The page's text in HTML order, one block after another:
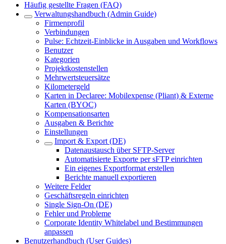
Häufig gestellte Fragen (FAQ)
Verwaltungshandbuch (Admin Guide)
Firmenprofil
Verbindungen
Pulse: Echtzeit-Einblicke in Ausgaben und Workflows
Benutzer
Kategorien
Projektkostenstellen
Mehrwertsteuersätze
Kilometergeld
Karten in Declaree: Mobilexpense (Pliant) & Externe
Karten (BYOC)
Kompensationsarten
Ausgaben & Berichte
Einstellungen
Import & Export (DE)
Datenaustausch über SFTP-Server
Automatisierte Exporte per sFTP einrichten
Ein eigenes Exportformat erstellen
Berichte manuell exportieren
Weitere Felder
Geschäftsregeln einrichten
Single Sign-On (DE)
Fehler und Probleme
Corporate Identity Whitelabel und Bestimmungen
anpassen
Benutzerhandbuch (User Guides)